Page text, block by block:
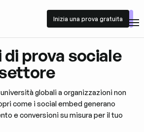
Inizia una prova gratuita
Inizia una prova gratuita
di prova sociale
globali a organizzazioni non
come i social embed generano
e conversioni su misura per il tuo